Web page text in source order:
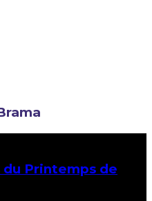
Printemps de